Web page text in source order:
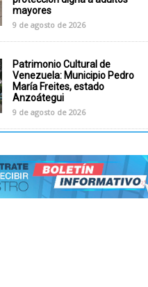
mayores
9 de agosto de 2026
Patrimonio Cultural de
Venezuela: Municipio Pedro
María Freites, estado
Anzoátegui
9 de agosto de 2026